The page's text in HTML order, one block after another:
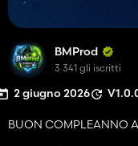
BMProd
3 341 gli iscritti
2 giugno 2026
BUON COMPLEANNO